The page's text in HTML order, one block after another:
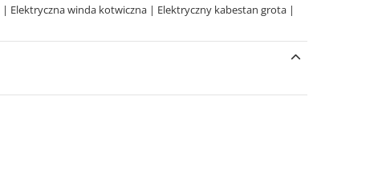
| Elektryczna winda kotwiczna | Elektryczny kabestan grota |